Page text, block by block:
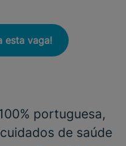
esta vaga!
portuguesa,
de saúde